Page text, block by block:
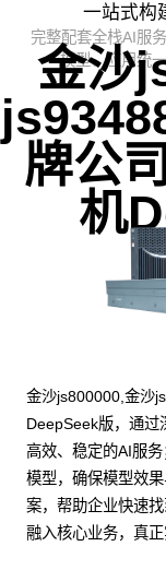
一站式构
完整配套全栈AI服务
模型、应用统
金沙
牌公
机
金沙js800000,金沙
DeepSeek版，通过
高效、稳定的AI服
模型，确保模型效
案，帮助企业快速
融入核心业务，真正